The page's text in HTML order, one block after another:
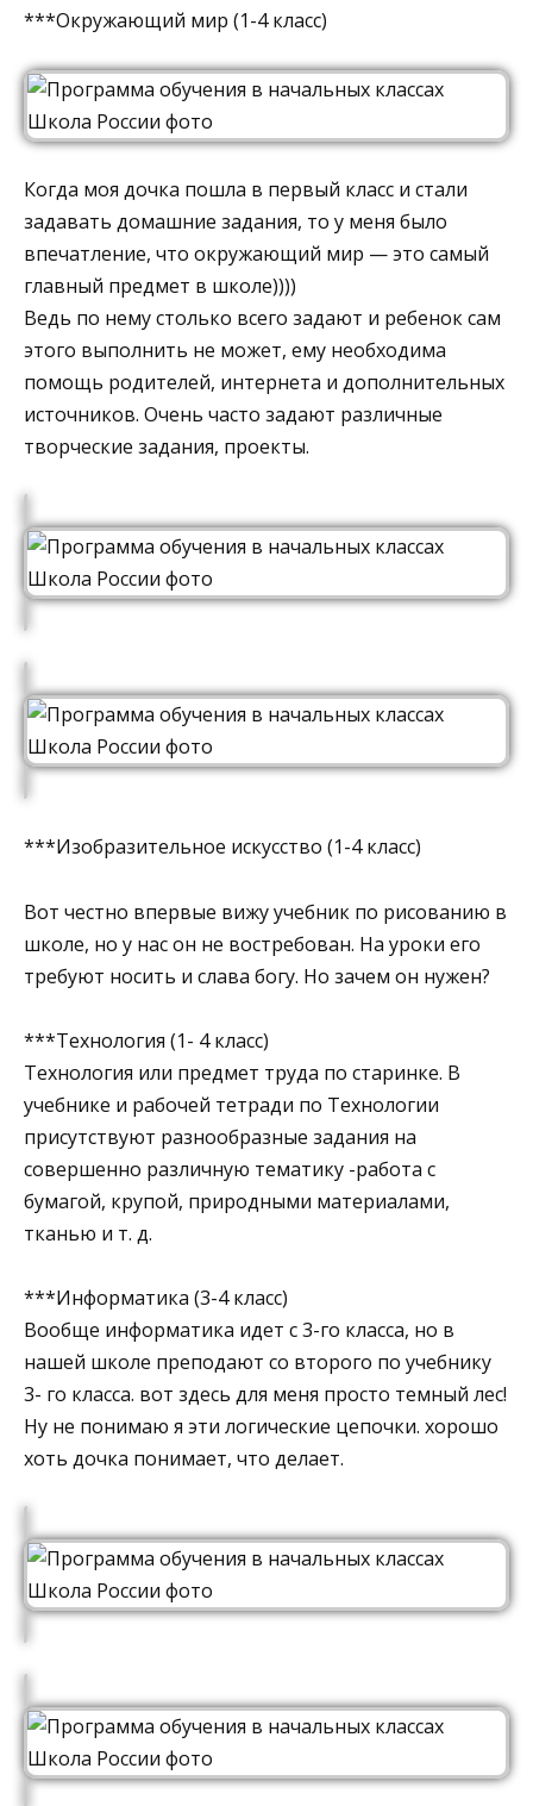
***Окружающий мир (1-4 класс)
Когда моя дочка пошла в первый класс и стали
задавать домашние задания, то у меня было
впечатление, что окружающий мир — это самый
главный предмет в школе))))
Ведь по нему столько всего задают и ребенок сам
этого выполнить не может, ему необходима
помощь родителей, интернета и дополнительных
источников. Очень часто задают различные
творческие задания, проекты.
***Изобразительное искусство (1-4 класс)
Вот честно впервые вижу учебник по рисованию в
школе, но у нас он не востребован. На уроки его
требуют носить и слава богу. Но зачем он нужен?
***Технология (1- 4 класс)
Технология или предмет труда по старинке. В
учебнике и рабочей тетради по Технологии
присутствуют разнообразные задания на
совершенно различную тематику -работа с
бумагой, крупой, природными материалами,
тканью и т. д.
***Информатика (3-4 класс)
Вообще информатика идет с 3-го класса, но в
нашей школе преподают со второго по учебнику
3- го класса. вот здесь для меня просто темный лес!
Ну не понимаю я эти логические цепочки. хорошо
хоть дочка понимает, что делает.